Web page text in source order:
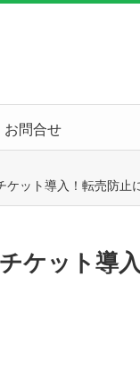
お問合せ
ット導入！転売防止
ケット導